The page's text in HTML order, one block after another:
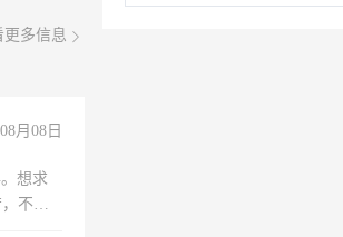
更多信息
08月08日
想求
不怕